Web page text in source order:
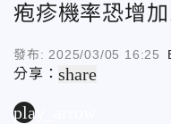
疱疹機率恐增
發布: 2025/03/05 16:25
分享：share
play_arrow